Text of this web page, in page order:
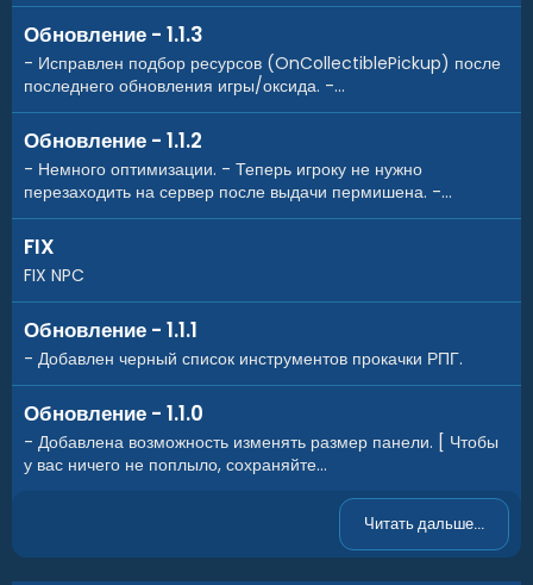
Обновление - 1.1.3
- Исправлен подбор ресурсов (OnCollectiblePickup) после
последнего обновления игры/оксида. -...
Обновление - 1.1.2
- Немного оптимизации. - Теперь игроку не нужно
перезаходить на сервер после выдачи пермишена. -...
FIX
FIX NPC
Обновление - 1.1.1
- Добавлен черный список инструментов прокачки РПГ.
Обновление - 1.1.0
- Добавлена возможность изменять размер панели. [ Чтобы
у вас ничего не поплыло, сохраняйте...
Читать дальше...